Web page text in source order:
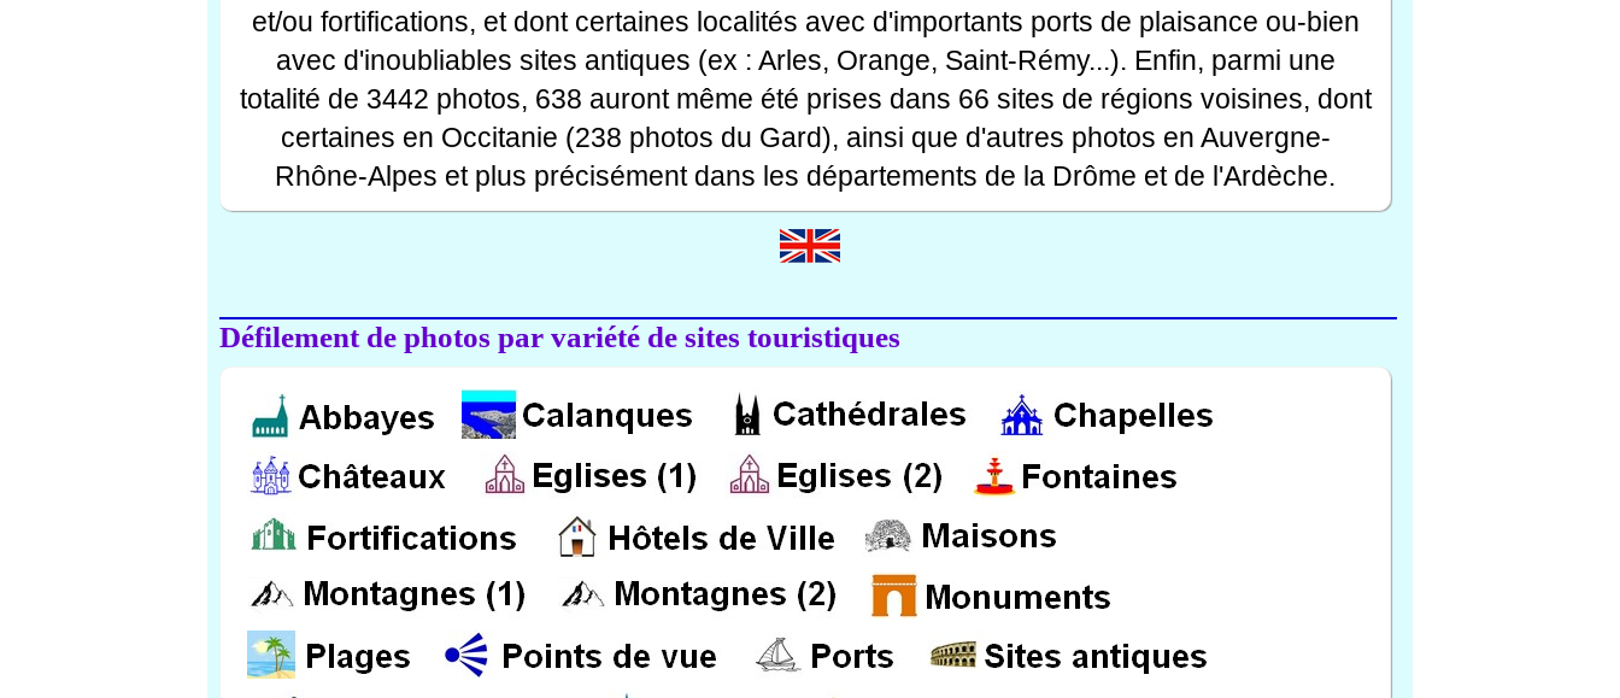
et/ou fortifications, et dont certaines localités avec d'importants ports de plaisance ou-bien
avec d'inoubliables sites antiques (ex : Arles, Orange, Saint-Rémy...). Enfin, parmi une
totalité de 3442 photos, 638 auront même été prises dans 66 sites de régions voisines, dont
certaines en Occitanie (238 photos du Gard), ainsi que d'autres photos en Auvergne-
Rhône-Alpes et plus précisément dans les départements de la Drôme et de l'Ardèche.
Défilement de photos par variété de sites touristiques